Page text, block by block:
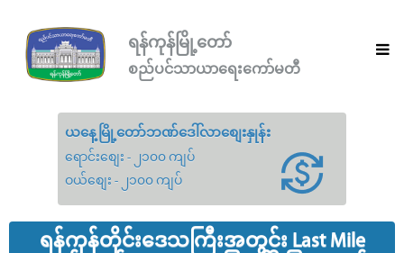
ရန်ကုန်မြို့တော်
စည်ပင်သာယာရေးကော်မတီ
ယနေ့မြို့တော်ဘဏ်ဒေါ်လာစျေးနှုန်း
ရောင်းစျေး - ၂၁၀၀ ကျပ်
ဝယ်စျေး - ၂၁၀၀ ကျပ်
ရန်ကုန်တိုင်းဒေသကြီးအတွင်း Last Mile